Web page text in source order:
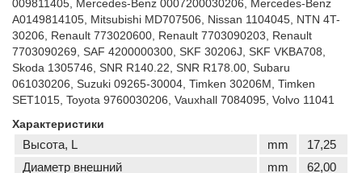
009811405, Mercedes-Benz 0007200030206, Mercedes-Benz
A0149814105, Mitsubishi MD707506, Nissan 1104045, NTN 4T-
30206, Renault 773020600, Renault 7703090203, Renault
7703090269, SAF 4200000300, SKF 30206J, SKF VKBA708,
Skoda 1305746, SNR R140.22, SNR R178.00, Subaru
061030206, Suzuki 09265-30004, Timken 30206M, Timken
SET1015, Toyota 9760030206, Vauxhall 7084095, Volvo 11041
Характеристики
Высота, L mm
17,25
Диаметр внешний
mm
62,00